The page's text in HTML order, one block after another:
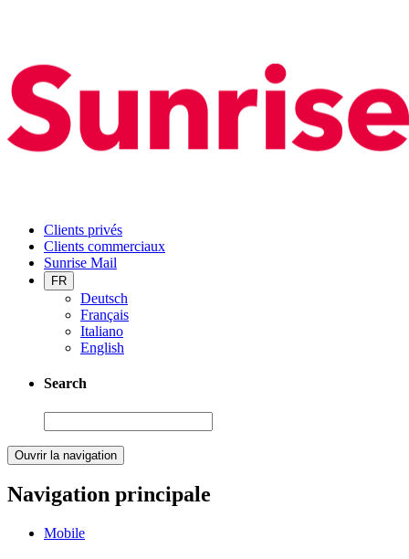
Clients privés
Clients commerciaux
Sunrise Mail
FR
Deutsch
Français
Italiano
English
Search
Ouvrir la navigation
Navigation principale
Mobile